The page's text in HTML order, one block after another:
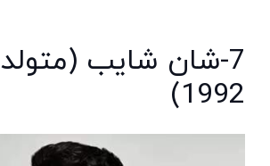
7-شان شایب (متولد
1992)